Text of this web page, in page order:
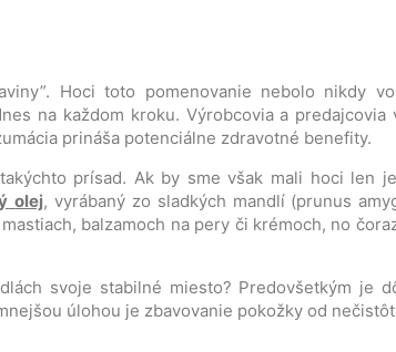
Hoci toto pomenovanie nebolo nikdy
na každom kroku. Výrobcovia a
prináša potenciálne zdravotné benefity.
prísad. Ak by sme však mali hoci len
olej, vyrábaný zo sladkých mandlí (prunus
balzamoch na pery či krémoch, no
svoje stabilné miesto? Predovšetkým je
úlohou je zbavovanie pokožky od